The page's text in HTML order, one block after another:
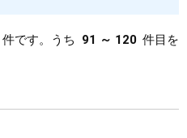
件です。うち 91 ～ 120 件目を